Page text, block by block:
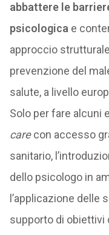
abbattere le
psicologica e
approccio
prevenzione del
salute, a livello
Solo per fare alcuni
carecon accesso
sanitario,
dello psicologo in
l’applicazione delle
supporto di obiettivi